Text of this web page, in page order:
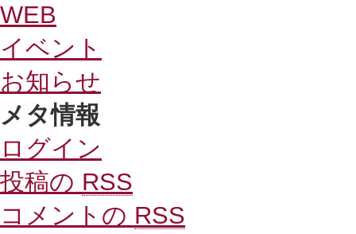
WEB
イベント
お知らせ
メタ情報
ログイン
投稿の RSS
コメントの RSS